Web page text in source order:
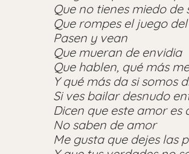
Que no tienes miedo de
Que rompes el juego
Pasen y vean
Que mueran de envidia
Que hablen, qué más
Y qué más da si somos
Si ves bailar desnudo
Dicen que este amor es
No saben de amor
Me gusta que dejes las